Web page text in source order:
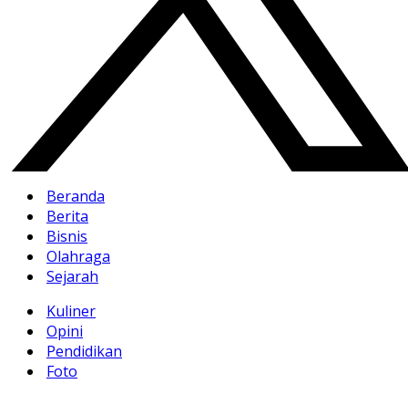
Beranda
Berita
Bisnis
Olahraga
Sejarah
Kuliner
Opini
Pendidikan
Foto